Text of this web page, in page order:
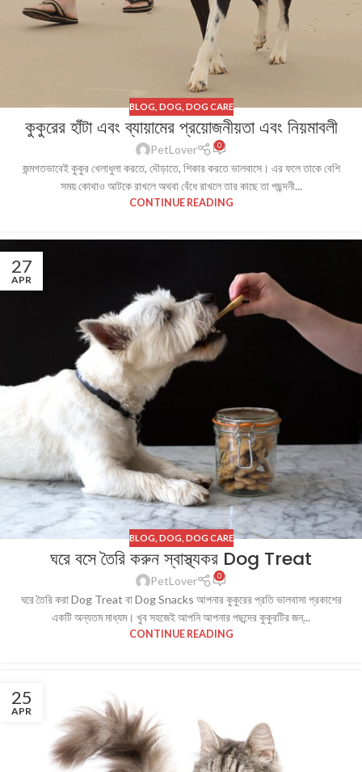
BLOG DOG DOG CARE
কুকুরের হাঁটা এবং ব্যায়ামের প্রয়োজনীয়তা এবং নিয়মাবলী
PetLover 0
জন্মগতভাবেই কুকুর খেলাধুলা করতে, দৌড়াতে, শিকার করতে ভালবাসে। এর ফলে তাকে বেশি
সময় কোথাও আটকে রাখলে অথবা বেঁধে রাখলে তার কাছে তা পছন্দনী...
CONTINUE READING
27
APR
BLOG DOG DOG CARE
ঘরে বসে তৈরি করুন স্বাস্থ্যকর Dog Treat
PetLover 0
ঘরে তৈরি করা Dog Treat বা Dog Snacks আপনার কুকুরের প্রতি ভালবাসা প্রকাশের
একটি অন্যতম মাধ্যম। খুব সহজেই আপনি আপনার পছন্দের কুকুরটির জন্...
CONTINUE READING
25
APR